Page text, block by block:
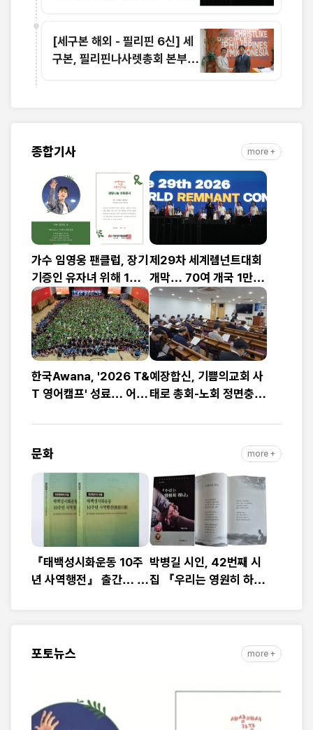
[세구본 해외 - 필리핀 6신] 세
구본, 필리핀나사렛총회 본부
종합기사 more +
가수 임영웅 팬클럽, 장기
기증인 유자녀 위해 1천
만 원 기부
제29차 세계렘넌트대회
개막… 70여 개국 1만2
천여 명 참가
한국Awana, '2026 T&
T 영어캠프' 성료… 어린
로 하나
예장합신, 기쁨의교회 사
태로 총회-노회 정면충
‘빨간불’
문화 more +
『태백성시화운동 10주
년 사역행전』 출간… 교
박병길 시인, 42번째 시
집 『우리는 영원히 하
포토뉴스 more +